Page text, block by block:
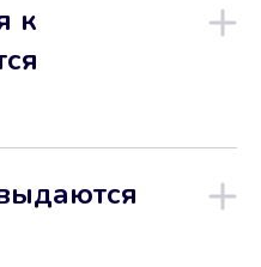
к